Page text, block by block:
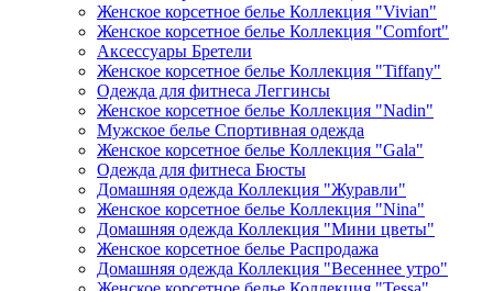
Женское корсетное белье Коллекция "Vivian"
Женское корсетное белье Коллекция "Comfort"
Аксессуары Бретели
Женское корсетное белье Коллекция "Tiffany"
Одежда для фитнеса Леггинсы
Женское корсетное белье Коллекция "Nadin"
Мужское белье Спортивная одежда
Женское корсетное белье Коллекция "Gala"
Одежда для фитнеса Бюсты
Домашняя одежда Коллекция "Журавли"
Женское корсетное белье Коллекция "Nina"
Домашняя одежда Коллекция "Мини цветы"
Женское корсетное белье Распродажа
Домашняя одежда Коллекция "Весеннее утро"